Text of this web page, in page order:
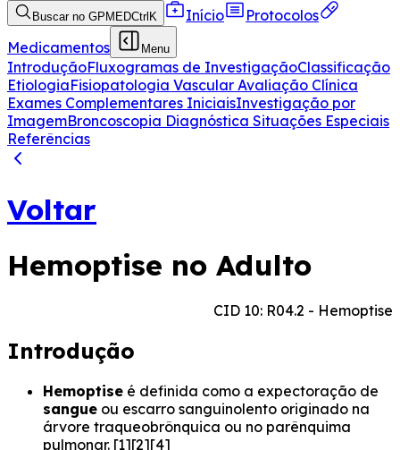
Buscar no GPMEDCtrl K Início
Protocolos
Medicamentos
Menu
IntroduçãoFluxogramas de InvestigaçãoClassificação
EtiologiaFisiopatologia Vascular Avaliação Clínica
Exames Complementares IniciaisInvestigação por
ImagemBroncoscopia Diagnóstica Situações Especiais
Referências
Voltar
Hemoptise no Adulto
CID 10: R04.2 - Hemoptise
Introdução
Hemoptise é definida como a expectoração de
sangue ou escarro sanguinolento originado na
árvore traqueobrônquica ou no parênquima
pulmonar. [1][2][4]